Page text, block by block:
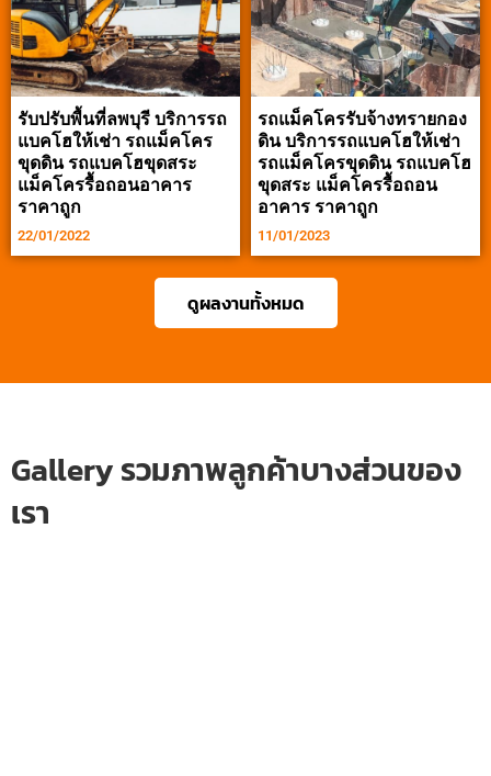
รับปรับพื้นที่ลพบุรี บริการรถ
แบคโฮให้เช่า รถแม็คโคร
ขุดดิน รถแบคโฮขุดสระ
แม็คโครรื้อถอนอาคาร
ราคาถูก
22/01/2022
รถแม็คโครรับจ้างทรายกอง
ดิน บริการรถแบคโฮให้เช่า
รถแม็คโครขุดดิน รถแบคโฮ
ขุดสระ แม็คโครรื้อถอน
อาคาร ราคาถูก
11/01/2023
ดูผลงานทั้งหมด
Gallery รวมภาพลูกค้าบางส่วนของ
เรา